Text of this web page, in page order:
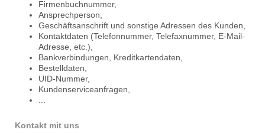
Firmenbuchnummer,
Ansprechperson,
Geschäftsanschrift und sonstige Adressen des Kunden,
Kontaktdaten (Telefonnummer, Telefaxnummer, E-Mail-
Adresse, etc.),
Bankverbindungen, Kreditkartendaten,
Bestelldaten,
UID-Nummer,
Kundenserviceanfragen,
Kontakt mit uns